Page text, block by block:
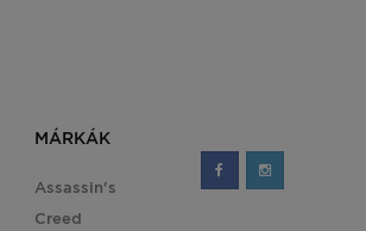
MÁRKÁK
Assassin's
Creed